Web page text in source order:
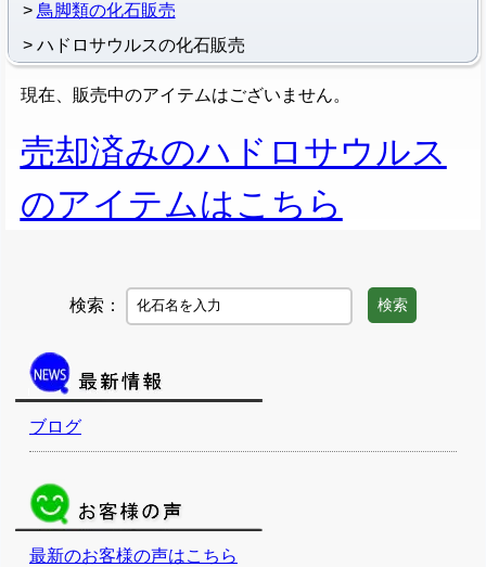
鳥脚類の化石販売
ハドロサウルスの化石販売
現在、販売中のアイテムはございません。
売却済みのハドロサウルス
のアイテムはこちら
検索： 検索
ブログ
最新のお客様の声はこちら